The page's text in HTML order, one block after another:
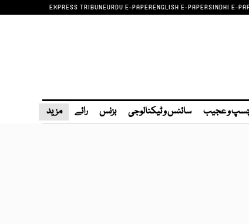
EXPRESS TRIBUNEURDU E-PAPERENGLISH E-PAPERSINDHI E-
و عجیب سائنس و ٹیکنالوجی بزنس رائے مزید